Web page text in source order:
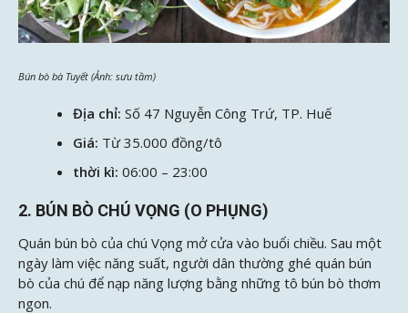
Bún bò bà Tuyết (Ảnh: sưu tầm)
Địa chỉ: Số 47 Nguyễn Công Trứ, TP. Huế
Giá: Từ 35.000 đồng/tô
thời kì: 06:00 – 23:00
2. BÚN BÒ CHÚ VỌNG (O PHỤNG)
Quán bún bò của chú Vọng mở cửa vào buổi chiều. Sau một
ngày làm việc năng suất, người dân thường ghé quán bún
bò của chú để nạp năng lượng bằng những tô bún bò thơm
ngon.